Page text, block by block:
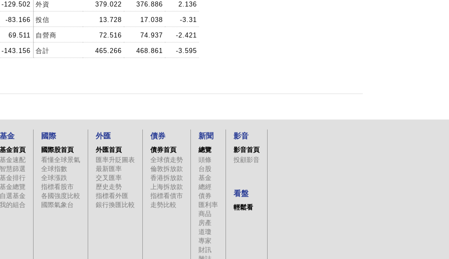
-129.502
-83.166
69.511
-143.156
外資 379.022 376.886 2.136
投信 13.728 17.038 -3.31
自營商 72.516 74.937 -2.421
合計 465.266 468.861 -3.595
基金
基金首頁
基金速配
智慧篩選
基金排行
基金總覽
自選基金
我的組合
國際
國際股首頁
看懂全球景氣
全球指數
全球漲跌
指標看股市
各國強度比較
國際氣象台
外匯
外匯首頁
匯率升貶圖表
最新匯率
交叉匯率
歷史走勢
指標看外匯
銀行換匯比較
債券
債券首頁
全球債走勢
倫敦拆放款
香港拆放款
上海拆放款
指標看債市
走勢比較
新聞
總覽
頭條
台股
基金
總經
債券
匯利率
商品
房產
道瓊
專家
財訊
影音
影音首頁
投顧影音
看盤
輕鬆看